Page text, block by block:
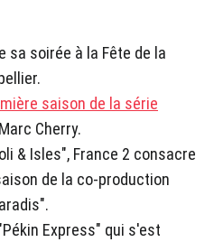
sa soirée à la Fête de la
saison de la série
Cherry.
& Isles", France 2 consacre
de la co-production
Express" qui s'est